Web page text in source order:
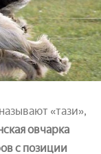
«тази»,
овчарка
с позиции